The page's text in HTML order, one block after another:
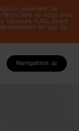
paiement de
ne vous sera
toujours l'URL avant
en cas de
Navigation